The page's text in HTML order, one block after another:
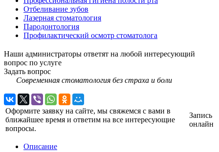
Отбеливание зубов
Лазерная стоматология
Пародонтология
Профилактический осмотр стоматолога
Наши администраторы ответят на любой интересующий
вопрос по услуге
Задать вопрос
Современная стоматология без страха и боли
Оформите заявку на сайте, мы свяжемся с вами в
ближайшее время и ответим на все интересующие
вопросы.
Запись
онлайн
Описание